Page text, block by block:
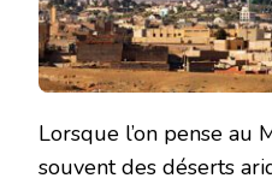
Lorsque l’on pense au
souvent des déserts